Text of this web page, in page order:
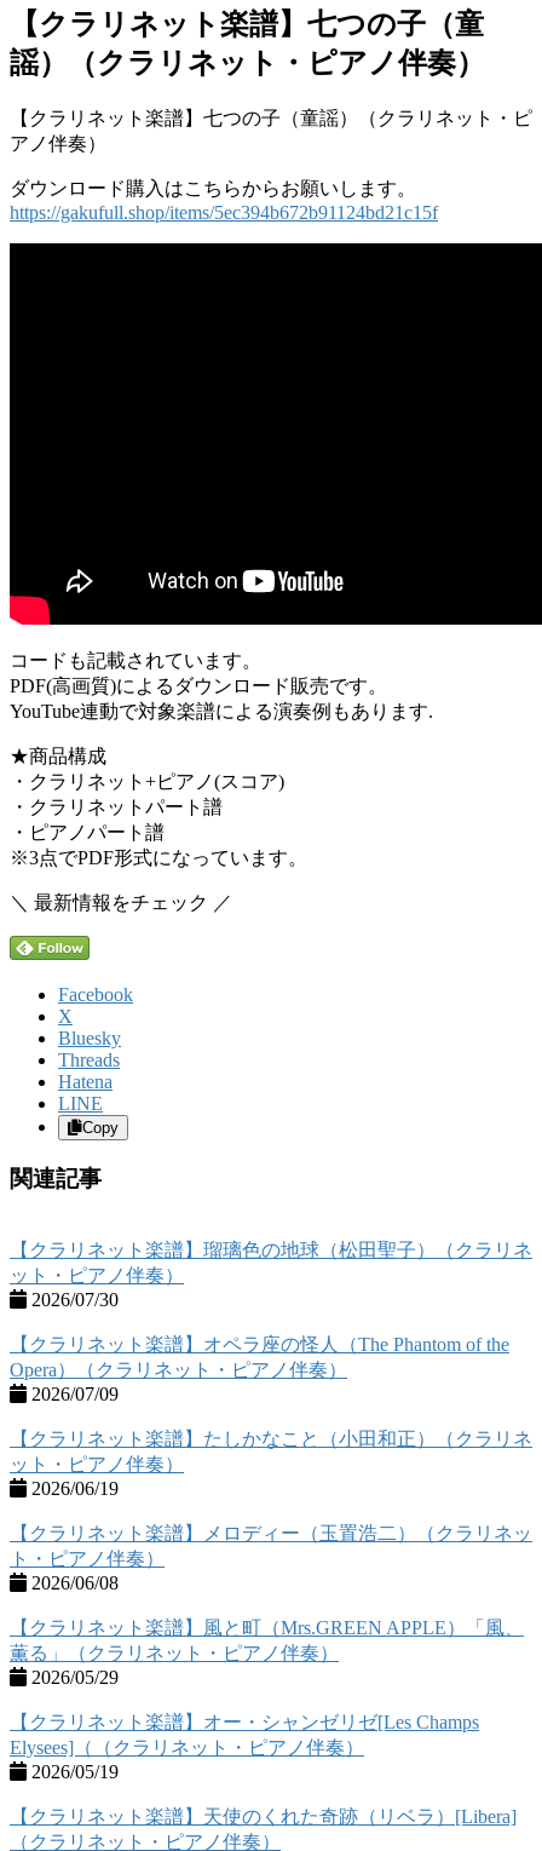
【クラリネット楽譜】七つの子（童
謡）（クラリネット・ピアノ伴奏）
【クラリネット楽譜】七つの子（童謡）（クラリネット・ピ
アノ伴奏）
ダウンロード購入はこちらからお願いします。
https://gakufull.shop/items/5ec394b672b91124bd21c15f
コードも記載されています。
PDF(高画質)によるダウンロード販売です。
YouTube連動で対象楽譜による演奏例もあります.
★商品構成
・クラリネット+ピアノ(スコア)
・クラリネットパート譜
・ピアノパート譜
※3点でPDF形式になっています。
＼ 最新情報をチェック ／
Facebook
X
Bluesky
Threads
Hatena
LINE
Copy
関連記事
【クラリネット楽譜】瑠璃色の地球（松田聖子）（クラリネ
ット・ピアノ伴奏）
2026/07/30
【クラリネット楽譜】オペラ座の怪人（The Phantom of the
Opera）（クラリネット・ピアノ伴奏）
2026/07/09
【クラリネット楽譜】たしかなこと（小田和正）（クラリネ
ット・ピアノ伴奏）
2026/06/19
【クラリネット楽譜】メロディー（玉置浩二）（クラリネッ
ト・ピアノ伴奏）
2026/06/08
【クラリネット楽譜】風と町（Mrs.GREEN APPLE）「風、
薫る」（クラリネット・ピアノ伴奏）
2026/05/29
【クラリネット楽譜】オー・シャンゼリゼ[Les Champs
Elysees]（（クラリネット・ピアノ伴奏）
2026/05/19
【クラリネット楽譜】天使のくれた奇跡（リベラ）[Libera]
（クラリネット・ピアノ伴奏）